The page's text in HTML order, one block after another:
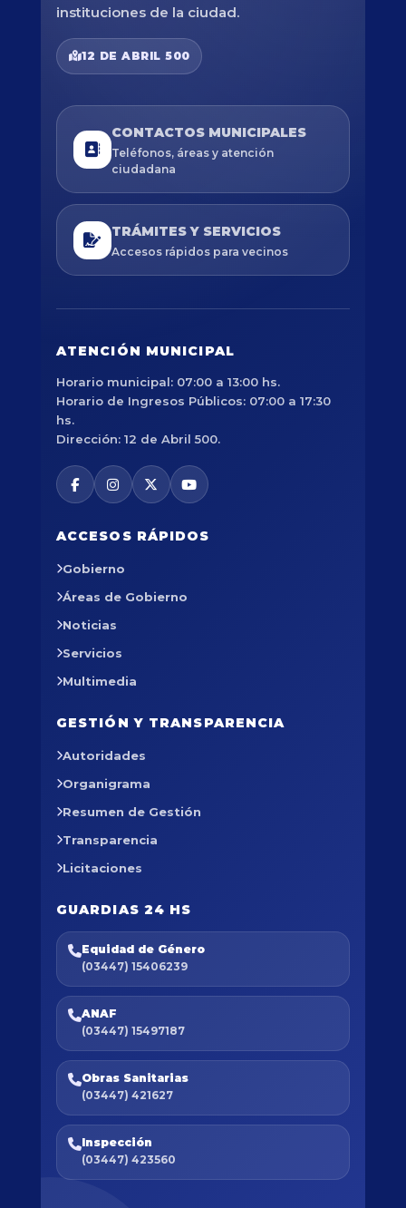
instituciones de la ciudad.
12 DE ABRIL 500
CONTACTOS MUNICIPALES
Teléfonos, áreas y atención
ciudadana
TRÁMITES Y SERVICIOS
Accesos rápidos para vecinos
ATENCIÓN MUNICIPAL
Horario municipal: 07:00 a 13:00 hs.
Horario de Ingresos Públicos: 07:00 a 17:30
hs.
Dirección: 12 de Abril 500.
ACCESOS RÁPIDOS
Gobierno
Áreas de Gobierno
Noticias
Servicios
Multimedia
GESTIÓN Y TRANSPARENCIA
Autoridades
Organigrama
Resumen de Gestión
Transparencia
Licitaciones
GUARDIAS 24 HS
Equidad de Género
(03447) 15406239
ANAF
(03447) 15497187
Obras Sanitarias
(03447) 421627
Inspección
(03447) 423560